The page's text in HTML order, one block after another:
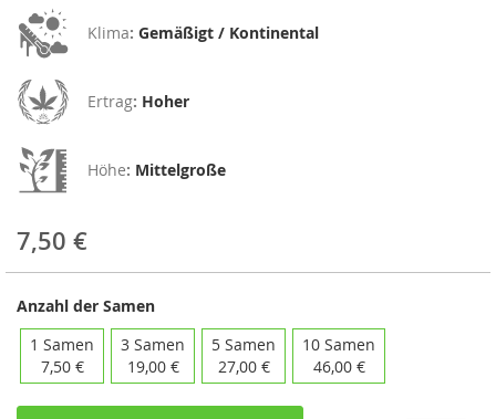
Klima: Gemäßigt / Kontinental
Ertrag: Hoher
Höhe: Mittelgroße
7,50 €
Anzahl der Samen
1 Samen
7,50 €
3 Samen
19,00 €
5 Samen
27,00 €
10 Samen
46,00 €